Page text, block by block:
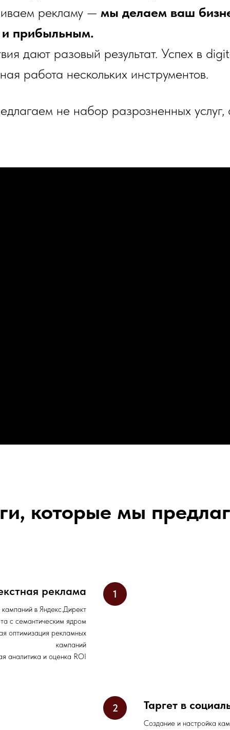
рекламу — мы делаем ваш
прибыльным.
дают разовый результат. Успех в
работа нескольких инструментов.
не набор разрозненных
которые мы
реклама
в Яндекс.Директ
с семантическим ядром
оптимизация рекламных
кампаний
аналитика и оценка ROI
Таргет в
Создание и настройка